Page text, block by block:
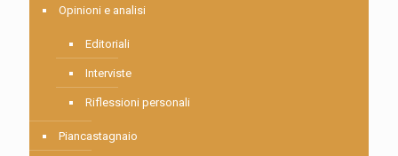
Opinioni e analisi
Editoriali
Interviste
Riflessioni personali
Piancastagnaio